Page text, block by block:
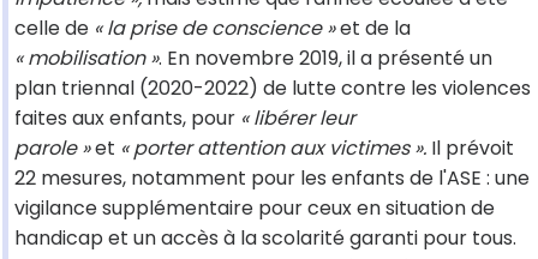
celle de « la prise de conscience »et de la
« mobilisation ». En novembre 2019, il a présenté un
plan triennal (2020-2022) de lutte contre les violences
faites aux enfants, pour « libérer leur
parole »et « porter attention aux victimes ». Il prévoit
22 mesures, notamment pour les enfants de l'ASE : une
vigilance supplémentaire pour ceux en situation de
handicap et un accès à la scolarité garanti pour tous.